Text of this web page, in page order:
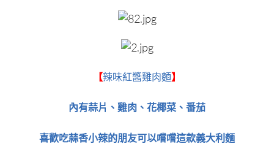
【辣味紅醬雞肉麵】
內有蒜片、雞肉、花椰菜、番茄
喜歡吃蒜香小辣的朋友可以嚐嚐這款義大利麵